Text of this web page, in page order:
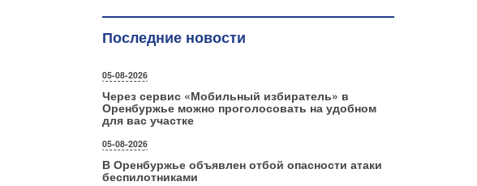
Последние новости
05-08-2026
Через сервис «Мобильный избиратель» в
Оренбуржье можно проголосовать на удобном
для вас участке
05-08-2026
В Оренбуржье объявлен отбой опасности атаки
беспилотниками